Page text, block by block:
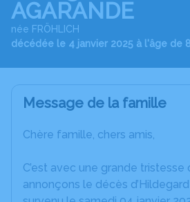
AGARANDE
née FRÖHLICH
décédée le 4 janvier 2025 à l'âge de
Message de la famille
Chère famille, chers amis,
C’est avec une grande tristesse
annonçons le décès